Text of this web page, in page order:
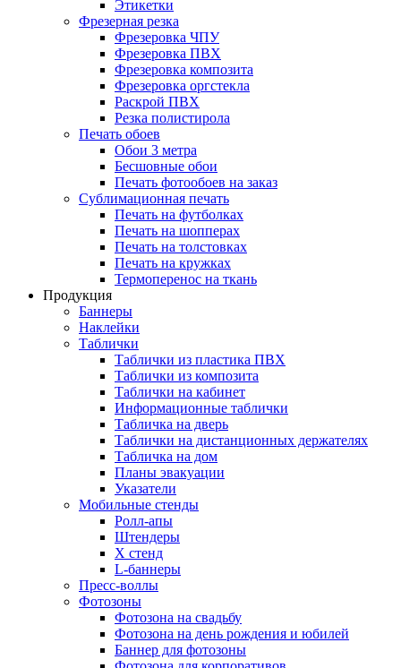
Этикетки
Фрезерная резка
Фрезеровка ЧПУ
Фрезеровка ПВХ
Фрезеровка композита
Фрезеровка оргстекла
Раскрой ПВХ
Резка полистирола
Печать обоев
Обои 3 метра
Бесшовные обои
Печать фотообоев на заказ
Сублимационная печать
Печать на футболках
Печать на шопперах
Печать на толстовках
Печать на кружках
Термоперенос на ткань
Продукция
Баннеры
Наклейки
Таблички
Таблички из пластика ПВХ
Таблички из композита
Таблички на кабинет
Информационные таблички
Табличка на дверь
Таблички на дистанционных держателях
Табличка на дом
Планы эвакуации
Указатели
Мобильные стенды
Ролл-апы
Штендеры
Х стенд
L-баннеры
Пресс-воллы
Фотозоны
Фотозона на свадьбу
Фотозона на день рождения и юбилей
Баннер для фотозоны